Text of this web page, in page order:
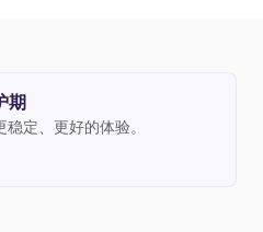
期
定、更好的体验。